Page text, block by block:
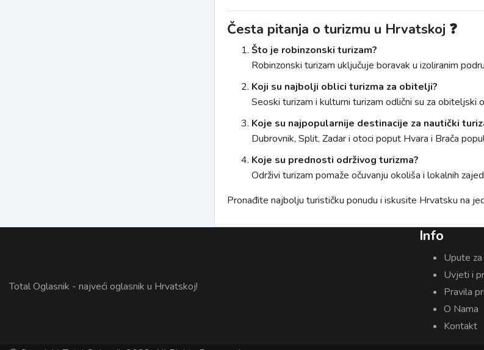
Česta pitanja o turizmu u Hrvatskoj ❓
Što je robinzonski turizam?
Robinzonski turizam uključuje boravak u izoliranim
Koji su najbolji oblici turizma za obitelji?
Seoski turizam i kulturni turizam odlični su za obiteljski
Koje su najpopularnije destinacije za nautički
Dubrovnik, Split, Zadar i otoci poput Hvara i Brača
Koje su prednosti održivog turizma?
Održivi turizam pomaže očuvanju okoliša i lokalnih
Pronađite najbolju turističku ponudu i iskusite Hrvatsku na
Total Oglasnik - najveći oglasnik u Hrvatskoj!
Info
Upute
Uvjeti i
Pravila
O Nama
Kontakt